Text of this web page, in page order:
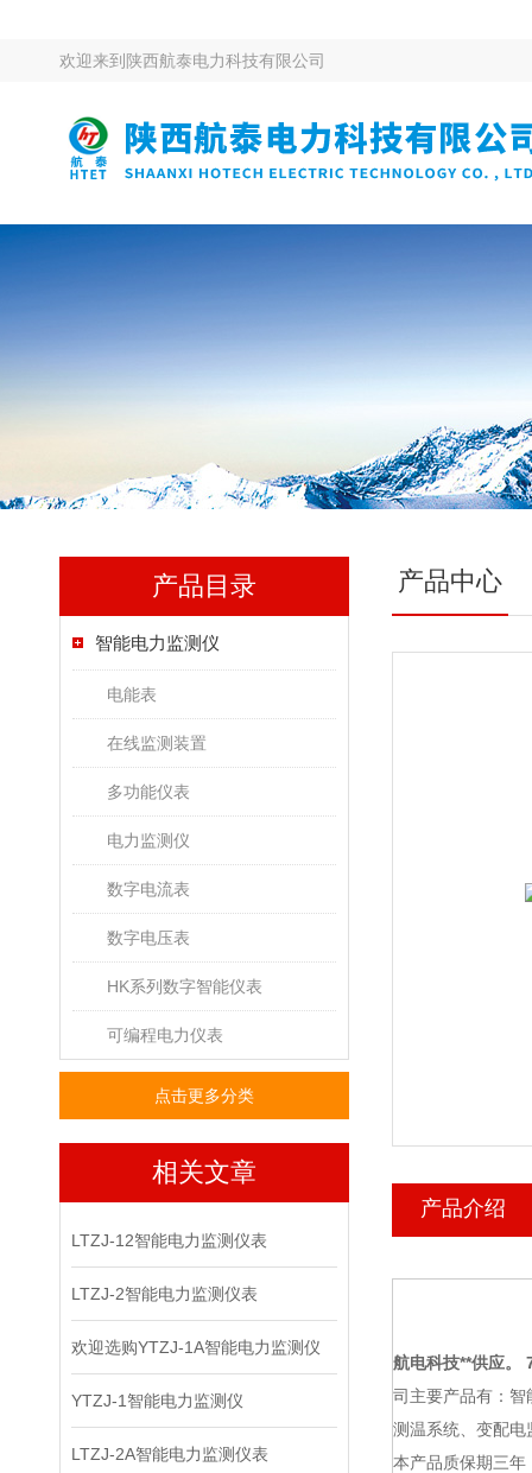
欢迎来到 陕西航泰电力科技有限公司
产品目录
智能电力监测仪
电能表
在线监测装置
多功能仪表
电力监测仪
数字电流表
数字电压表
HK系列数字智能仪表
可编程电力仪表
点击更多分类
相关文章
LTZJ-12智能电力监测仪表
LTZJ-2智能电力监测仪表
欢迎选购YTZJ-1A智能电力监测仪
YTZJ-1智能电力监测仪
LTZJ-2A智能电力监测仪表
产品中心
产品介绍
航电科技**供应。
司主要产品有：智
测温系统、变配电
本产品质保期三年